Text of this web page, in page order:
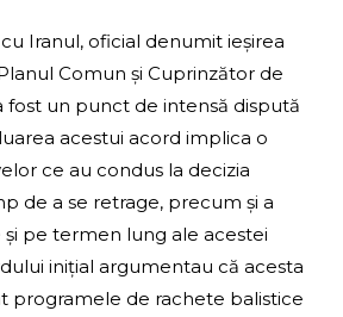
Iranul, oficial denumit ieșirea
Comun și Cuprinzător de
fost un punct de intensă dispută
acestui acord implica o
ce au condus la decizia
de a se retrage, precum și a
pe termen lung ale acestei
inițial argumentau că acesta
programele de rachete balistice